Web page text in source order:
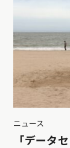
ニュース
「データ